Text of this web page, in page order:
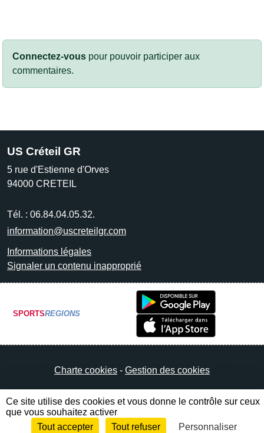
Connectez-vous pour pouvoir participer aux
commentaires.
US Créteil GR
5 rue d'Estienne d'Orves
94000 CRETEIL
Tél. : 06.84.04.05.32.
information@uscreteilgr.com
Informations légales
Signaler un contenu inapproprié
SPORTSREGIONS
Charte cookies Gestion des cookies
Envie de participer ? Connexion
Ce site utilise des cookies et vous donne le contrôle sur ceux
que vous souhaitez activer
Tout accepter
Tout refuser Personnaliser